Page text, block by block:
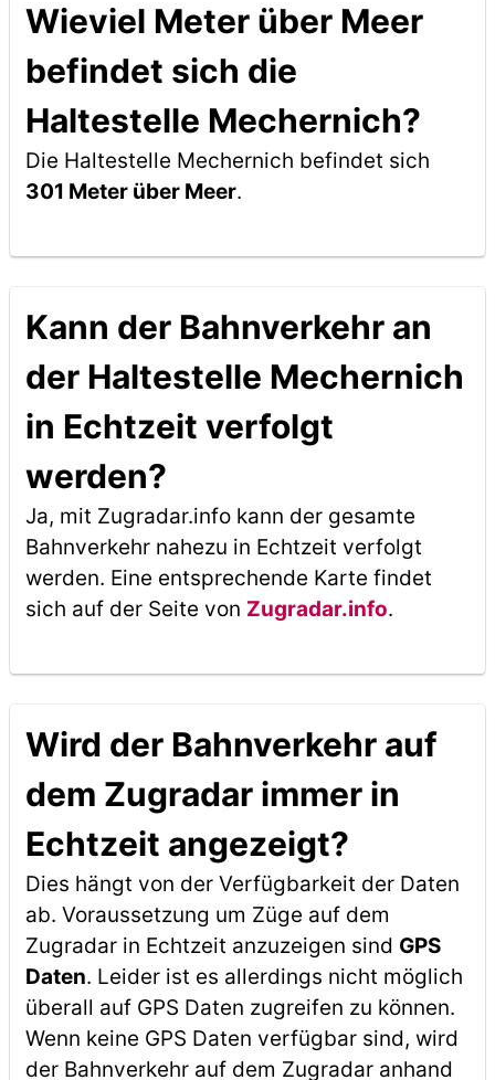
Wieviel Meter über Meer
befindet sich die
Haltestelle Mechernich?
Die Haltestelle Mechernich befindet sich
301 Meter über Meer.
Kann der Bahnverkehr an
der Haltestelle Mechernich
in Echtzeit verfolgt
werden?
Ja, mit Zugradar.info kann der gesamte
Bahnverkehr nahezu in Echtzeit verfolgt
werden. Eine entsprechende Karte findet
sich auf der Seite von Zugradar.info.
Wird der Bahnverkehr auf
dem Zugradar immer in
Echtzeit angezeigt?
Dies hängt von der Verfügbarkeit der Daten
ab. Voraussetzung um Züge auf dem
Zugradar in Echtzeit anzuzeigen sind GPS
Daten. Leider ist es allerdings nicht möglich
überall auf GPS Daten zugreifen zu können.
Wenn keine GPS Daten verfügbar sind, wird
der Bahnverkehr auf dem Zugradar anhand